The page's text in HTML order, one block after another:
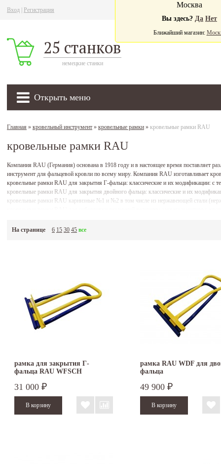
Вход Регистрация
25 станков
немецкие станки
Открыть меню
Москва
Вы здесь? Да Нет
Ближайший магазин:
Главная » кровельный инструмент » кровельные рамки » кровельные рамки RAU
кровельные рамки RAU
Компания RAU (Германия) основана в 1918 году и в настоящее время поставляет
инструмент для фальцевой кровли по всему миру. Компания RAU изготавливает
кровельные рамки RAU для закрытия Г-фальца: классические и их модификации: с
кровельные рамки RAU для закрытия двойного фальца: классические и их
кровельные рамки RAU карнизные №1 и №2 в том числе из нержавеющей стали
На странице
6 15 30 45 все
рамка для закрытия Г-
фальца RAU WFSCH
31 000 ₽
рамка RAU WDF для
фальца
49 900 ₽